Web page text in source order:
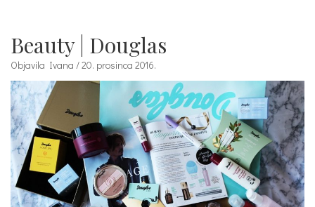
Beauty | Douglas
Objavila Ivana / 20. prosinca 2016.